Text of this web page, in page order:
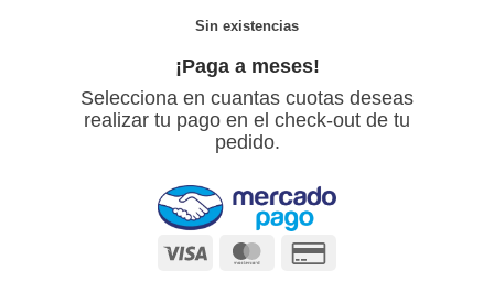
Sin existencias
¡Paga a meses!
Selecciona en cuantas cuotas deseas
realizar tu pago en el check-out de tu
pedido.
Visa MasterCard